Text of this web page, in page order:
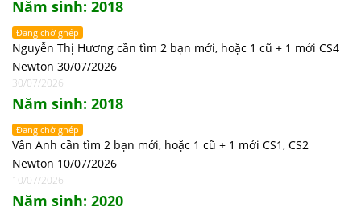
Năm sinh: 2018
Đang chờ ghép
Nguyễn Thị Hương cần tìm 2 bạn mới, hoặc 1 cũ + 1 mới CS4
Newton 30/07/2026
30/07/2026
Năm sinh: 2018
Đang chờ ghép
Vân Anh cần tìm 2 bạn mới, hoặc 1 cũ + 1 mới CS1, CS2
Newton 10/07/2026
10/07/2026
Năm sinh: 2020